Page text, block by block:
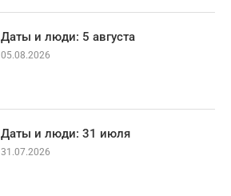
Даты и люди: 5 августа
05.08.2026
Даты и люди: 31 июля
31.07.2026